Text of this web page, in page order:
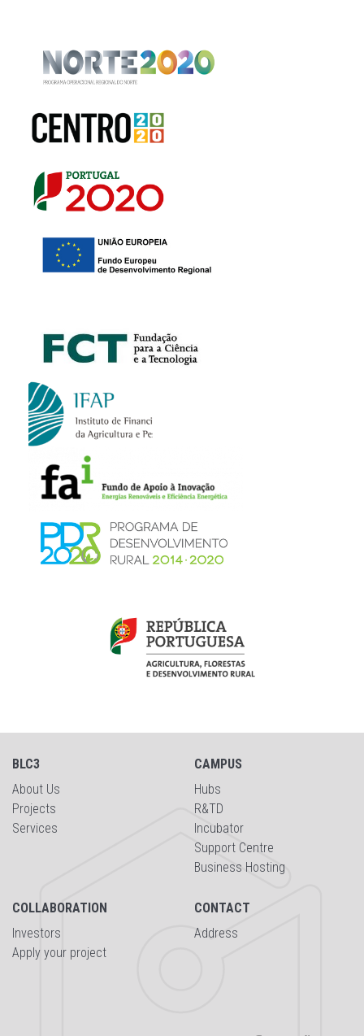
BLC3
About Us
Projects
Services
CAMPUS
Hubs
R&TD
Incubator
Support Centre
Business Hosting
COLLABORATION
Investors
Apply your project
CONTACT
Address